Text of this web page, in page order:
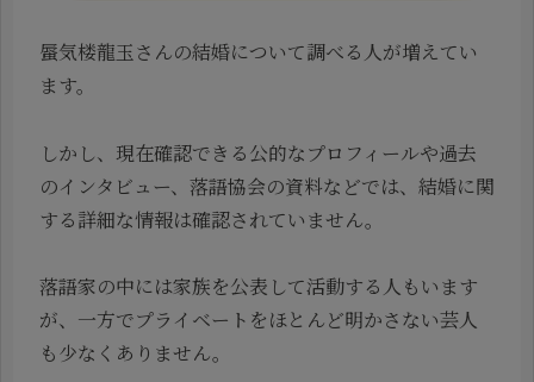
蜃気楼龍玉さんの結婚について調べる人が増えてい
ます。
しかし、現在確認できる公的なプロフィールや過去
のインタビュー、落語協会の資料などでは、結婚に関
する詳細な情報は確認されていません。
落語家の中には家族を公表して活動する人もいます
が、一方でプライベートをほとんど明かさない芸人
も少なくありません。